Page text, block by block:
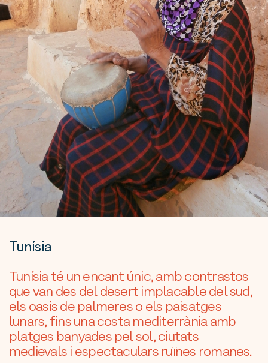
Tunísia
Tunísia té un encant únic, amb contrastos
que van des del desert implacable del sud,
els oasis de palmeres o els paisatges
lunars, fins una costa mediterrània amb
platges banyades pel sol, ciutats
medievals i espectaculars ruïnes romanes.